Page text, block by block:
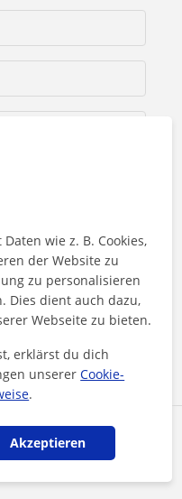
stimmen Sie
wie z. B. Cookies,
der Website zu
zu personalisieren
Dies dient auch dazu,
Webseite zu bieten.
erklärst du dich
unsererCookie-
.
Akzeptieren